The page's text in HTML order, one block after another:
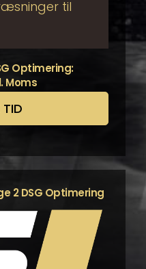
til
Optimering:
Moms
2 DSG Optimering